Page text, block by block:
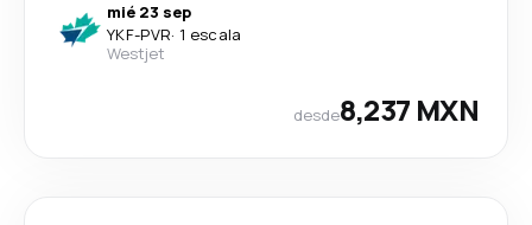
mié 23 sep
YKF-PVR· 1 escala
Westjet
desde8,237 MXN